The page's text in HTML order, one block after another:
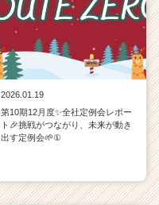
2026.01.19
第10期12月度✨全社定例会レポー
ト🎉挑戦がつながり、未来が動き
出す定例会🌱①